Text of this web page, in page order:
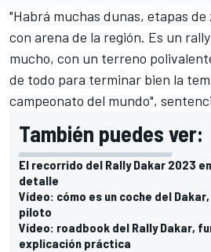
"Habrá muchas dunas, etapas de
con arena de la región. Es un
mucho, con un terreno
de todo para terminar bien la
campeonato del mundo",
También puedes ver:
El recorrido del Rally Dakar 2023
detalle
Vídeo: cómo es un coche del
piloto
Vídeo: roadbook del Rally Dakar,
explicación práctica